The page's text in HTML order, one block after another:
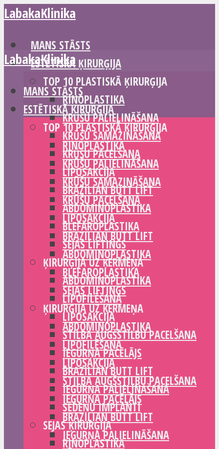
LabakaKlinika
MANS STĀSTS
ESTĒTISKĀ ĶIRURĢIJA
TOP 10 PLASTISKĀ ĶIRURĢIJA
RINOPLASTIKA
KRŪŠU PALIELINĀŠANA
KRŪŠU SAMAZINĀŠANA
KRŪŠU PACELŠANA
LIPOSAKCIJA
BRAZILIAN BUTT LIFT
ABDOMINOPLASTIKA
BLEFAROPLASTIKA
SEJAS LIFTINGS
ĶIRURĢIJA UZ ĶERMEŅA
ABDOMINOPLASTIKA
LIPOFILĒŠANA
LIPOSAKCIJA
STILBA AUGŠSTILBU PACELŠANA
IEGURŅA PACĒLĀJS
BRAZILIAN BUTT LIFT
IEGURŅA PALIELINĀŠANA
SĒDEŅU IMPLANTI
SEJAS ĶIRURĢIJA
RINOPLASTIKA
LabakaKlinika
MANS STĀSTS
ESTĒTISKĀ ĶIRURĢIJA
TOP 10 PLASTISKĀ ĶIRURĢIJA
RINOPLASTIKA
KRŪŠU PALIELINĀŠANA
KRŪŠU SAMAZINĀŠANA
KRŪŠU PACELŠANA
LIPOSAKCIJA
BRAZILIAN BUTT LIFT
ABDOMINOPLASTIKA
BLEFAROPLASTIKA
SEJAS LIFTINGS
ĶIRURĢIJA UZ ĶERMEŅA
ABDOMINOPLASTIKA
LIPOFILĒŠANA
LIPOSAKCIJA
STILBA AUGŠSTILBU PACELŠANA
IEGURŅA PACĒLĀJS
BRAZILIAN BUTT LIFT
IEGURŅA PALIELINĀŠANA